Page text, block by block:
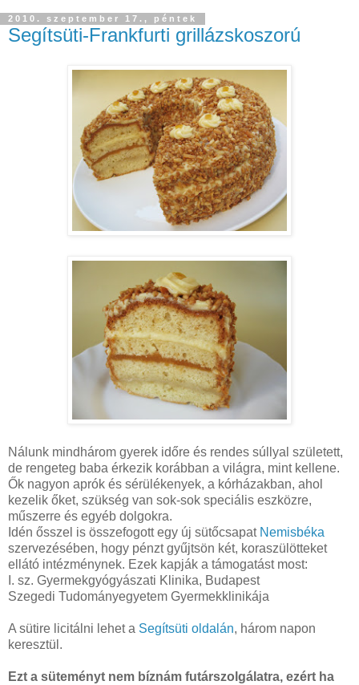
2010. szeptember 17., péntek
Segítsüti-Frankfurti grillázskoszorú
Nálunk mindhárom gyerek időre és rendes súllyal született,
de rengeteg baba érkezik korábban a világra, mint kellene.
Ők nagyon aprók és sérülékenyek, a kórházakban, ahol
kezelik őket, szükség van sok-sok speciális eszközre,
műszerre és egyéb dolgokra.
Idén ősszel is összefogott egy új sütőcsapat Nemisbéka
szervezésében, hogy pénzt gyűjtsön két, koraszülötteket
ellátó intézménynek. Ezek kapják a támogatást most:
I. sz. Gyermekgyógyászati Klinika, Budapest
Szegedi Tudományegyetem Gyermekklinikája
A sütire licitálni lehet a Segítsüti oldalán, három napon
keresztül.
Ezt a süteményt nem bíznám futárszolgálatra, ezért ha